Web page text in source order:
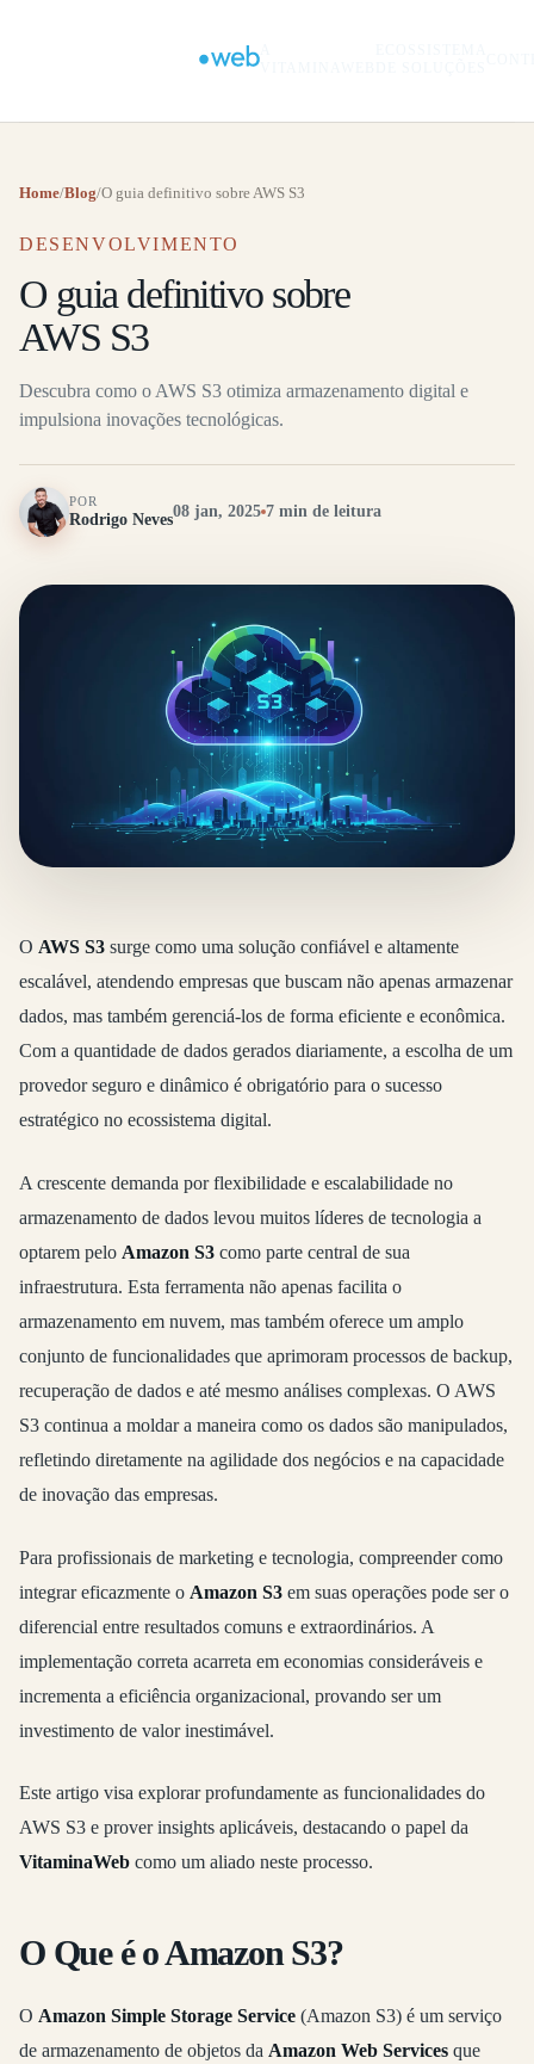
Home/Blog/O guia definitivo sobre AWS S3
DESENVOLVIMENTO
O guia definitivo sobre
AWS S3
Descubra como o AWS S3 otimiza armazenamento digital e
impulsiona inovações tecnológicas.
POR
Rodrigo Neves08 jan, 2025 7 min de leitura
O AWS S3 surge como uma solução confiável e altamente
escalável, atendendo empresas que buscam não apenas armazenar
dados, mas também gerenciá-los de forma eficiente e econômica.
Com a quantidade de dados gerados diariamente, a escolha de um
provedor seguro e dinâmico é obrigatório para o sucesso
estratégico no ecossistema digital.
A crescente demanda por flexibilidade e escalabilidade no
armazenamento de dados levou muitos líderes de tecnologia a
optarem pelo Amazon S3 como parte central de sua
infraestrutura. Esta ferramenta não apenas facilita o
armazenamento em nuvem, mas também oferece um amplo
conjunto de funcionalidades que aprimoram processos de backup,
recuperação de dados e até mesmo análises complexas. O AWS
S3 continua a moldar a maneira como os dados são manipulados,
refletindo diretamente na agilidade dos negócios e na capacidade
de inovação das empresas.
Para profissionais de marketing e tecnologia, compreender como
integrar eficazmente o Amazon S3 em suas operações pode ser o
diferencial entre resultados comuns e extraordinários. A
implementação correta acarreta em economias consideráveis e
incrementa a eficiência organizacional, provando ser um
investimento de valor inestimável.
Este artigo visa explorar profundamente as funcionalidades do
AWS S3 e prover insights aplicáveis, destacando o papel da
VitaminaWeb como um aliado neste processo.
O Que é o Amazon S3?
O Amazon Simple Storage Service (Amazon S3) é um serviço
de armazenamento de objetos da Amazon Web Services que